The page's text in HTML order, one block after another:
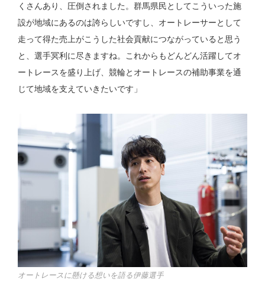
くさんあり、圧倒されました。群馬県民としてこういった施
設が地域にあるのは誇らしいですし、オートレーサーとして
走って得た売上がこうした社会貢献につながっていると思う
と、選手冥利に尽きますね。これからもどんどん活躍してオ
ートレースを盛り上げ、競輪とオートレースの補助事業を通
じて地域を支えていきたいです」
オートレースに懸ける想いを語る伊藤選手